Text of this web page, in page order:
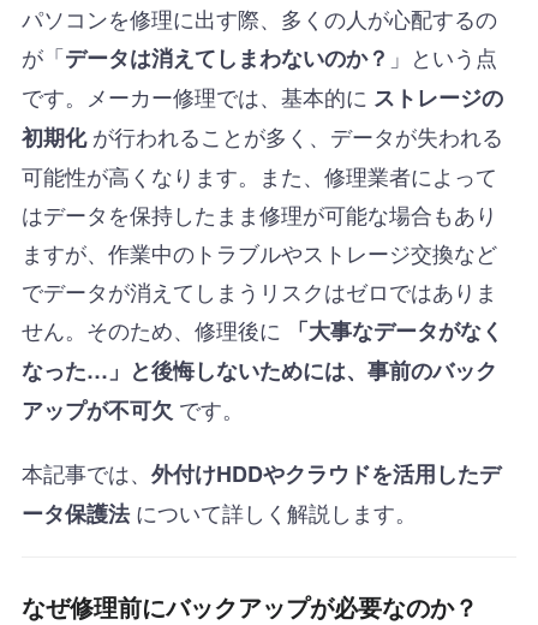
パソコンを修理に出す際、多くの人が心配するの
が「データは消えてしまわないのか？ 」という点
です。メーカー修理では、基本的に ストレージの
初期化が行われることが多く、データが失われる
可能性が高くなります。また、修理業者によって
はデータを保持したまま修理が可能な場合もあり
ますが、作業中のトラブルやストレージ交換など
でデータが消えてしまうリスクはゼロではありま
せん。そのため、修理後に
「大事なデータがなく
なった…」と後悔しないためには、事前のバック
アップが不可欠 です。
本記事では、 外付けHDDやクラウドを活用したデ
ータ保護法について詳しく解説します。
なぜ修理前にバックアップが必要なのか？